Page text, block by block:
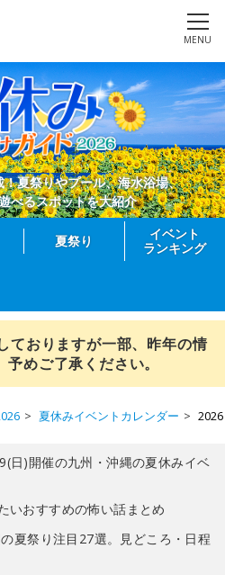
MENU
夏祭りやプール、海水浴場、
べるスポットを大紹介
夏祭り
イベント
ランキング
ておりますが一部、昨年の情
めご了承ください。
夏休みイベントカレンダー
日)開催の九州・沖縄の夏休みイベ
いおすすめの怖い話まとめ
の夏祭り注目27選。見どころ・日程